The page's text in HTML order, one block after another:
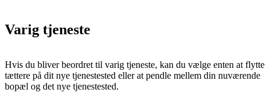
Varig tjeneste
Hvis du bliver beordret til varig tjeneste, kan du vælge enten at flytte
tættere på dit nye tjenestested eller at pendle mellem din nuværende
bopæl og det nye tjenestested.